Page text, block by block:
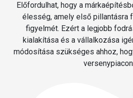
Előfordulhat, hogy a
élesség, amely első pillantásra
figyelmét. Ezért a legjobb
kialakítása és a vállalkozása
módosítása szükséges ahhoz,